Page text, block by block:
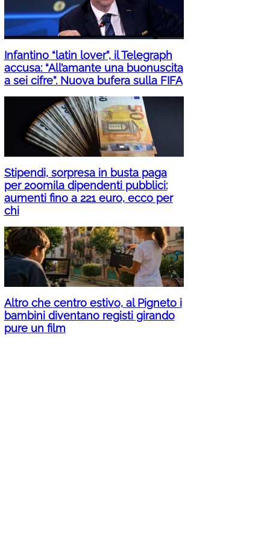
Infantino “latin lover”, il Telegraph
accusa: “All’amante una buonuscita
a sei cifre”. Nuova bufera sulla FIFA
Stipendi, sorpresa in busta paga
per 200mila dipendenti pubblici:
aumenti fino a 221 euro, ecco per
chi
Altro che centro estivo, al Pigneto i
bambini diventano registi girando
pure un film